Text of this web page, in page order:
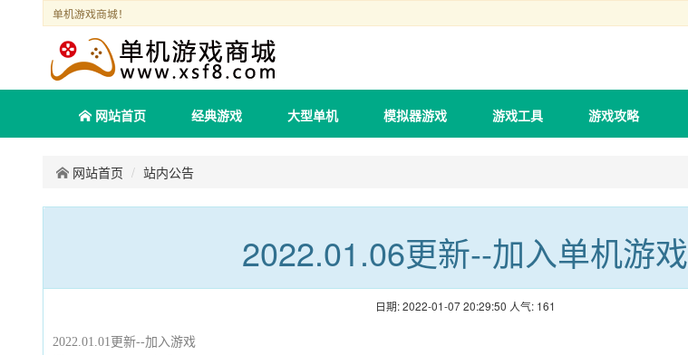
单机游戏商城！
网站首页 经典游戏 大型单机 模拟器游戏 游戏工具 游戏攻略
网站首页 站内公告
2022.01.06更新--加入单机游戏
日期: 2022-01-07 20:29:50 人气: 161
2022.01.01更新--加入游戏